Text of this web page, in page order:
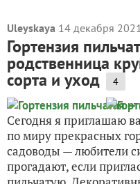
Uleyskaya 14 декабря
Гортензия
родственница
сорта и уход 4
Сегодня я приглашаю
по миру прекрасных
садоводы — любители
прогадают, если